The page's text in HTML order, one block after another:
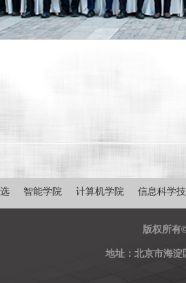
智能学院 计算机学院 信息科学
版权所有
地址：北京市海